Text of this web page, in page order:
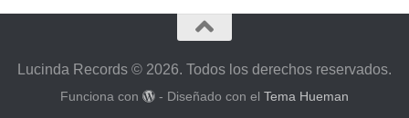
Lucinda Records © 2026. Todos los derechos reservados.
Funciona con - Diseñado con el Tema Hueman